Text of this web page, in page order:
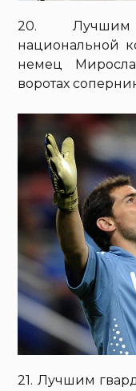
20. Лучшим
национальной
немец
воротах
21. Лучшим